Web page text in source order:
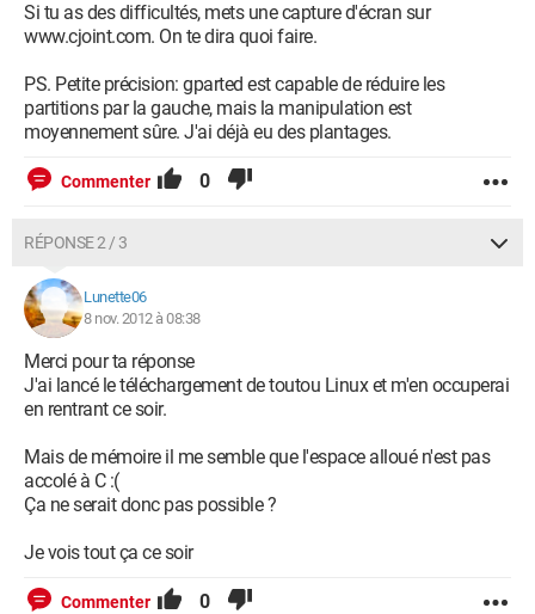
Si tu as des difficultés, mets une capture d'écran sur
www.cjoint.com. On te dira quoi faire.
PS. Petite précision: gparted est capable de réduire les
partitions par la gauche, mais la manipulation est
moyennement sûre. J'ai déjà eu des plantages.
Commenter 0
RÉPONSE 2 / 3
Lunette06
8 nov. 2012 à 08:38
Merci pour ta réponse
J'ai lancé le téléchargement de toutou Linux et m'en occuperai
en rentrant ce soir.
Mais de mémoire il me semble que l'espace alloué n'est pas
accolé à C :(
Ça ne serait donc pas possible ?
Je vois tout ça ce soir
Commenter 0